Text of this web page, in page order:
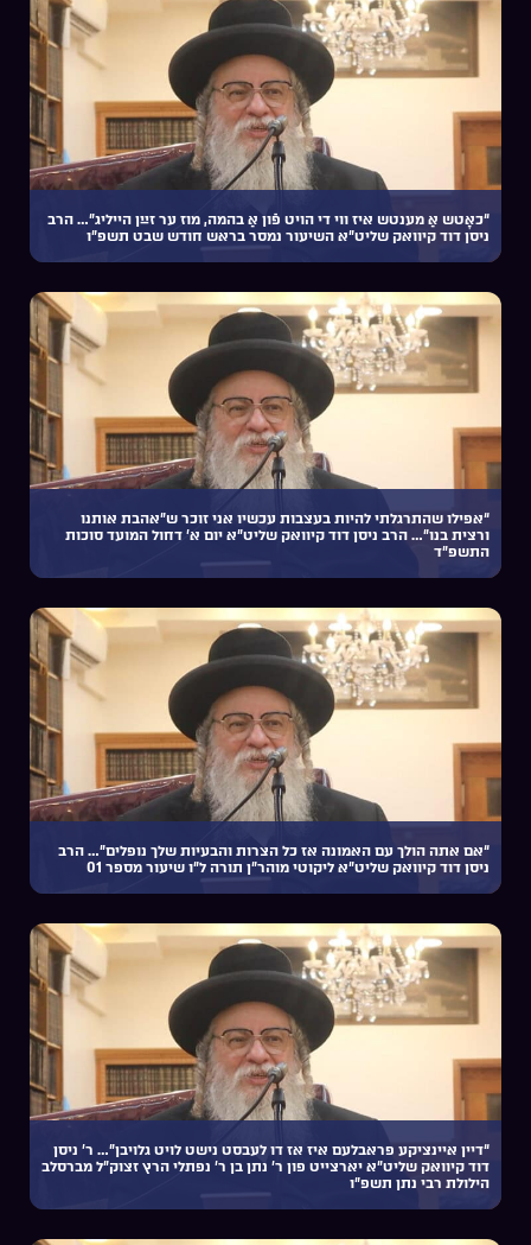
“כאָטש אַ מענטש איז ווי די הויט פֿון אַ בהמה, מוז ער זײַן הייליג”… הרב
ניסן דוד קיוואק שליט”א השיעור נמסר בראש חודש שבט תשפ”ו
“אפילו שהתרגלתי להיות בעצבות עכשיו אני זוכר ש”אהבת אותנו
ורצית בנו”… הרב ניסן דוד קיוואק שליט”א יום א’ דחול המועד סוכות
התשפ”ד
“אם אתה הולך עם האמונה אז כל הצרות והבעיות שלך נופלים”… הרב
ניסן דוד קיוואק שליט”א ליקוטי מוהר”ן תורה ל”ו שיעור מספר 01
“דיין איינציקע פראבלעם איז אז דו לעבסט נישט לויט גלויבן”… ר’ ניסן
דוד קיוואק שליט”א יארצייט פון ר’ נתן בן ר’ נפתלי הרץ זצוק”ל מברסלב
הילולת רבי נתן תשפ”ו